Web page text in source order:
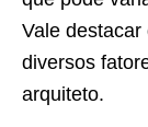
Vale
diversos
arquiteto.